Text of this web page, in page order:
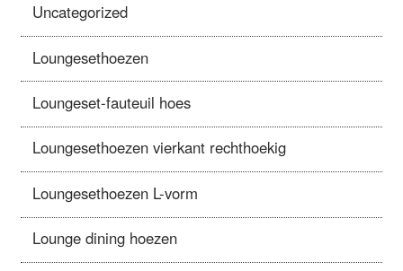
Uncategorized
Loungesethoezen
Loungeset-fauteuil hoes
Loungesethoezen vierkant rechthoekig
Loungesethoezen L-vorm
Lounge dining hoezen